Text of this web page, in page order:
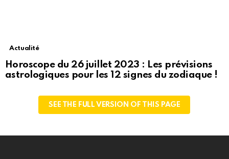
Actualité
Horoscope du 26 juillet 2023 : Les prévisions
astrologiques pour les 12 signes du zodiaque !
SEE THE FULL VERSION OF THIS PAGE